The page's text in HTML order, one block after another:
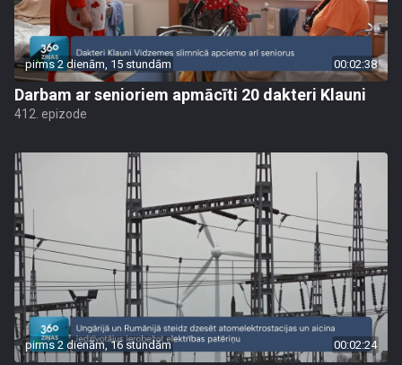
pirms 2 dienām, 15 stundām 00:02:38
Darbam ar senioriem apmācīti 20 dakteri Klauni
412. epizode
pirms 2 dienām, 16 stundām 00:02:24